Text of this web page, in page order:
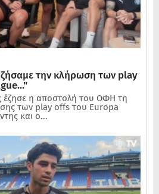
την κλήρωση των play
η αποστολή του ΟΦΗ τη
των play offs του Europa
και ο...